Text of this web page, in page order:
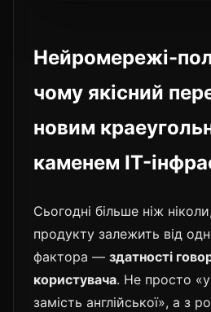
Нейромережі-
чому якісний
новим
каменем IT-
Сьогодні більше ніж
продукту залежить від
фактора — здатності
користувача. Не просто
замість англійської», а з